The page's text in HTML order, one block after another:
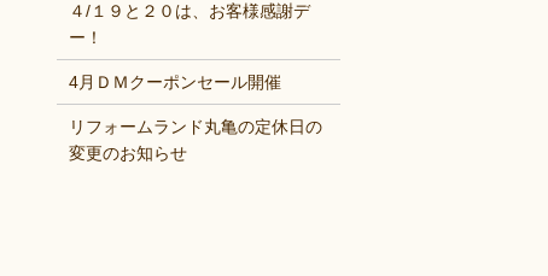
４/１９と２０は、お客様感謝デ
ー！
4月ＤＭクーポンセール開催
リフォームランド丸亀の定休日の
変更のお知らせ